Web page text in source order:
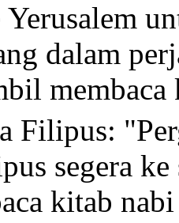
dalam
Filipus:
segera
kitab